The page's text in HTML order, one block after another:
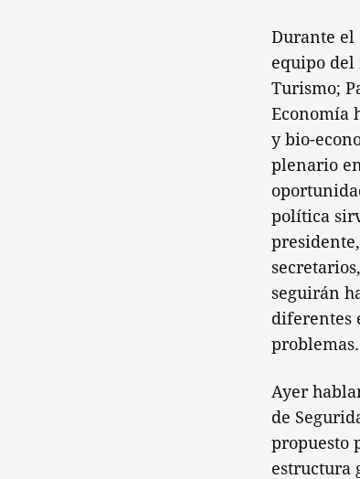
Durante el
equipo
Turismo;
Economía
y bio-
plenario
política
seguirán
diferentes
problemas.
Ayer
de
propuesto
estructura